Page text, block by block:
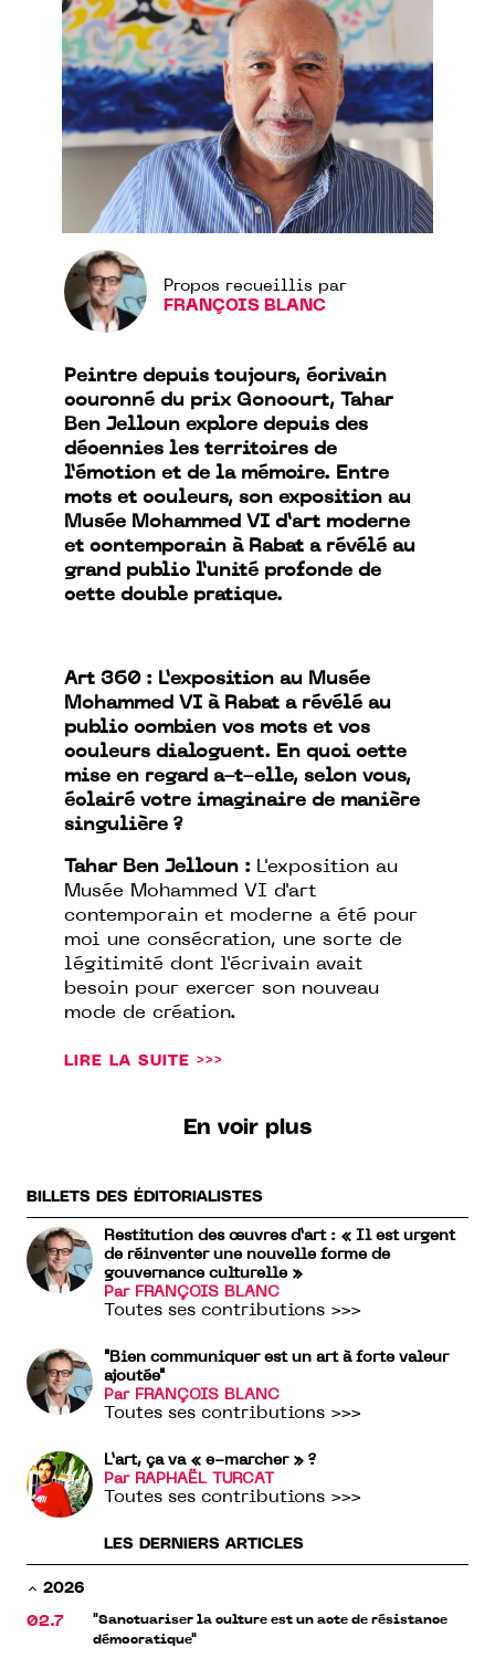
Propos recueillis par
FRANÇOIS BLANC
Peintre depuis toujours, écrivain
couronné du prix Goncourt, Tahar
Ben Jelloun explore depuis des
décennies les territoires de
l’émotion et de la mémoire. Entre
mots et couleurs, son exposition au
Musée Mohammed VI d’art moderne
et contemporain à Rabat a révélé au
grand public l’unité profonde de
cette double pratique.
Art 360 : L’exposition au Musée
Mohammed VI à Rabat a révélé au
public combien vos mots et vos
couleurs dialoguent. En quoi cette
mise en regard a-t-elle, selon vous,
éclairé votre imaginaire de manière
singulière ?
Tahar Ben Jelloun : L'exposition au
Musée Mohammed VI d'art
contemporain et moderne a été pour
moi une consécration, une sorte de
légitimité dont l'écrivain avait
besoin pour exercer son nouveau
mode de création.
LIRE LA SUITE >>>
En voir plus
BILLETS DES ÉDITORIALISTES
Restitution des œuvres d’art : « Il est urgent
de réinventer une nouvelle forme de
gouvernance culturelle »
Par FRANÇOIS BLANC
Toutes ses contributions >>>
"Bien communiquer est un art à forte valeur
ajoutée"
Par FRANÇOIS BLANC
Toutes ses contributions >>>
L’art, ça va « e-marcher » ?
Par RAPHAËL TURCAT
Toutes ses contributions >>>
LES DERNIERS ARTICLES
2026
02.7
"Sanctuariser la culture est un acte de résistance
démocratique"